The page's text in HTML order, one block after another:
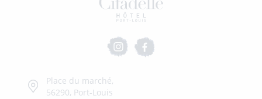
Place du marché,
56290, Port-Louis